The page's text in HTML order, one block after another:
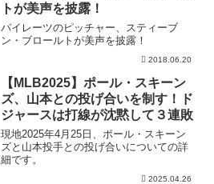
トが美声を披露！
パイレーツのピッチャー、スティーブ
ン・ブロールトが美声を披露！
2018.06.20
【MLB2025】ポール・スキーン
ズ、山本との投げ合いを制す！ド
ジャースは打線が沈黙して３連敗
現地2025年4月25日、ポール・スキーン
ズと山本投手との投げ合いについての詳
細です。
2025.04.26